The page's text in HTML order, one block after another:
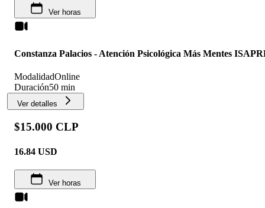
Ver horas
Constanza Palacios - Atención Psicológica Más Mentes
ModalidadOnline
Duración50 min
Ver detalles
$15.000 CLP
16.84 USD
Ver horas